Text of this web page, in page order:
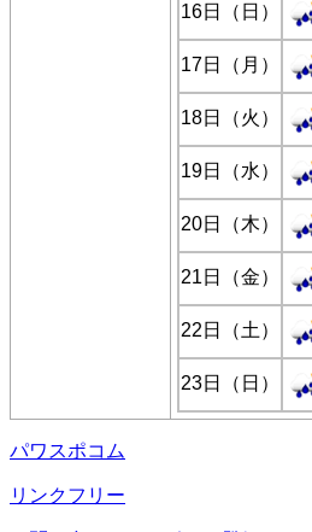
16日（日）
17日（月）
18日（火）
19日（水）
20日（木）
21日（金）
22日（土）
23日（日）
パワスポコム
リンクフリー